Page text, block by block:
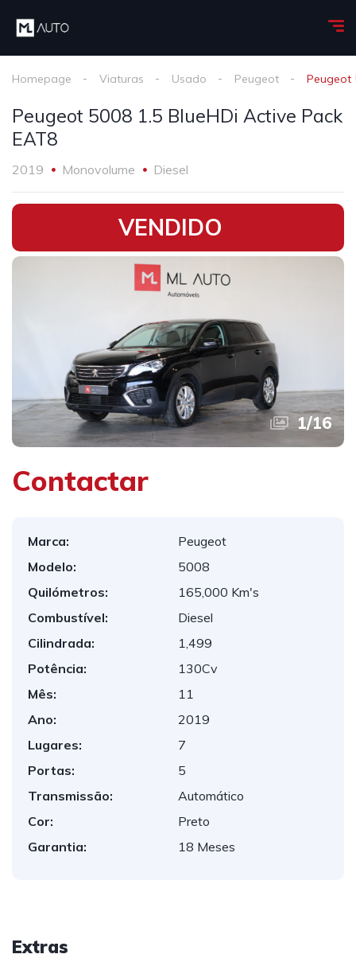
Homepage Viaturas Usado Peugeot Peugeot
Peugeot 5008 1.5 BlueHDi Active Pack
EAT8
2019 Monovolume Diesel
•
VENDIDO
1/16
Contactar
Marca:
Peugeot
Modelo:
5008
Quilómetros:
165,000 Km's
Combustível:
Diesel
Cilindrada:
1,499
Potência:
130Cv
Mês:
11
Ano:
2019
Lugares:
7
Portas:
5
Transmissão:
Automático
Cor:
Preto
Garantia:
18 Meses
Extras